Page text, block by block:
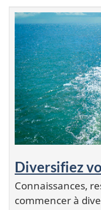
Diversifiez
Connaissances,
commencer à